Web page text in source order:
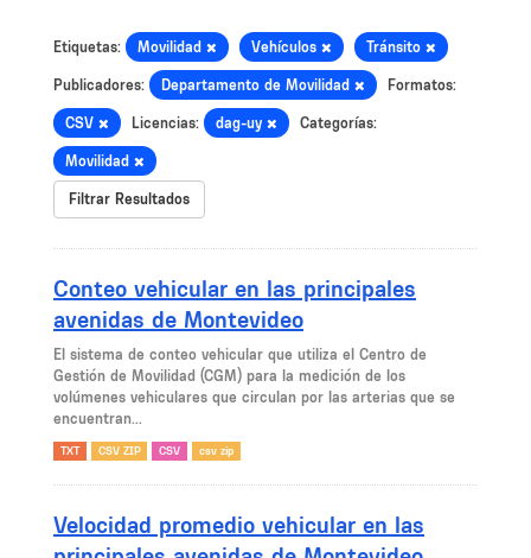
Etiquetas: Movilidad Vehículos Tránsito
Publicadores: Departamento de Movilidad Formatos:
CSV Licencias: dag-uy Categorías:
Movilidad
Filtrar Resultados
Conteo vehicular en las principales
avenidas de Montevideo
El sistema de conteo vehicular que utiliza el Centro de
Gestión de Movilidad (CGM) para la medición de los
volúmenes vehiculares que circulan por las arterias que se
encuentran...
TXT CSV ZIP CSV csv zip
Velocidad promedio vehicular en las